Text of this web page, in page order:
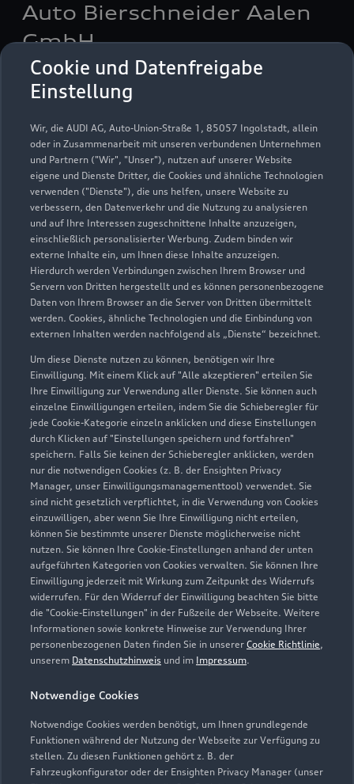
Cookie und Datenfreigabe
Einstellung
Wir, die AUDI AG, Auto-Union-Straße 1, 85057 Ingolstadt, allein
oder in Zusammenarbeit mit unseren verbundenen Unternehmen
und Partnern ("Wir", "Unser"), nutzen auf unserer Website
eigene und Dienste Dritter, die Cookies und ähnliche Technologien
verwenden ("Dienste"), die uns helfen, unsere Website zu
verbessern, den Datenverkehr und die Nutzung zu analysieren
und auf Ihre Interessen zugeschnittene Inhalte anzuzeigen,
einschließlich personalisierter Werbung. Zudem binden wir
externe Inhalte ein, um Ihnen diese Inhalte anzuzeigen.
Hierdurch werden Verbindungen zwischen Ihrem Browser und
Servern von Dritten hergestellt und es können personenbezogene
Daten von Ihrem Browser an die Server von Dritten übermittelt
werden. Cookies, ähnliche Technologien und die Einbindung von
externen Inhalten werden nachfolgend als „Dienste“ bezeichnet.
Um diese Dienste nutzen zu können, benötigen wir Ihre
Einwilligung. Mit einem Klick auf "Alle akzeptieren" erteilen Sie
Ihre Einwilligung zur Verwendung aller Dienste. Sie können auch
einzelne Einwilligungen erteilen, indem Sie die Schieberegler für
jede Cookie-Kategorie einzeln anklicken und diese Einstellungen
durch Klicken auf "Einstellungen speichern und fortfahren"
speichern. Falls Sie keinen der Schieberegler anklicken, werden
nur die notwendigen Cookies (z. B. der Ensighten Privacy
Manager, unser Einwilligungsmanagementtool) verwendet. Sie
sind nicht gesetzlich verpflichtet, in die Verwendung von Cookies
einzuwilligen, aber wenn Sie Ihre Einwilligung nicht erteilen,
können Sie bestimmte unserer Dienste möglicherweise nicht
nutzen. Sie können Ihre Cookie-Einstellungen anhand der unten
aufgeführten Kategorien von Cookies verwalten. Sie können Ihre
Einwilligung jederzeit mit Wirkung zum Zeitpunkt des Widerrufs
widerrufen. Für den Widerruf der Einwilligung beachten Sie bitte
die "Cookie-Einstellungen" in der Fußzeile der Webseite. Weitere
Informationen sowie konkrete Hinweise zur Verwendung Ihrer
personenbezogenen Daten finden Sie in unserer Cookie Richtlinie,
unserem Datenschutzhinweis und im Impressum.
Notwendige Cookies
Notwendige Cookies werden benötigt, um Ihnen grundlegende
Funktionen während der Nutzung der Webseite zur Verfügung zu
stellen. Zu diesen Funktionen gehört z. B. der
Fahrzeugkonfigurator oder der Ensighten Privacy Manager (unser
Auto Bierschneider Aalen
GmbH
Autoverkauf
Servicepartner
Audi Gebrauchtwagen :plus
Obere Bahnstraße 78
73431 Aalen
07361 9450
info.aalen@bierschneider.de
Kontaktdaten herunterladen
Öffnungszeiten
Verkauf
Geschlossen,öffnet amMontag 09:00
Service
Geschlossen,öffnet am Montag 07:00